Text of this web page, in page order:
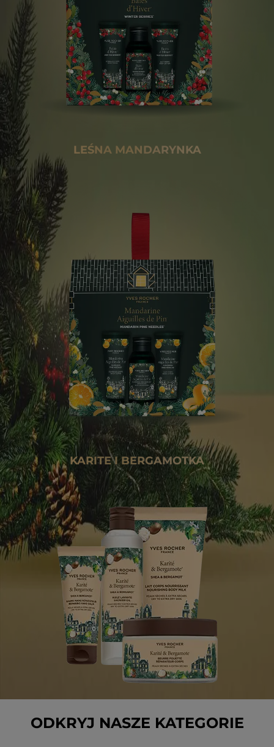
LEŚNA MANDARYNKA
KARITE I BERGAMOTKA
ODKRYJ NASZE KATEGORIE